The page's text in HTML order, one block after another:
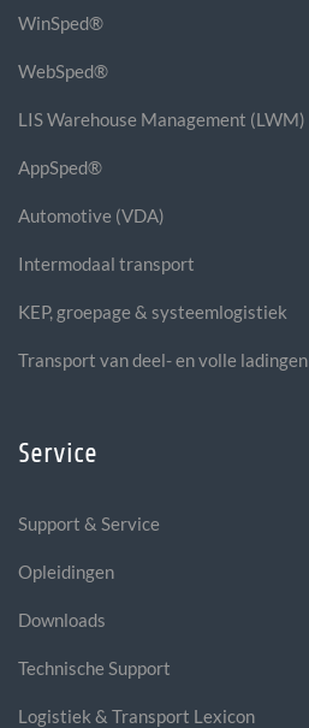
WinSped®
WebSped®
LIS Warehouse Management (LWM)
AppSped®
Automotive (VDA)
Intermodaal transport
KEP, groepage & systeemlogistiek
Transport van deel- en volle ladingen
Service
Support & Service
Opleidingen
Downloads
Technische Support
Logistiek & Transport Lexicon